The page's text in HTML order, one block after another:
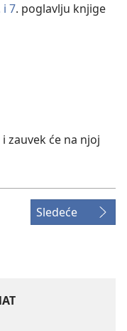
i 7. poglavlju knjige
zauvek će na njoj
Sledeće